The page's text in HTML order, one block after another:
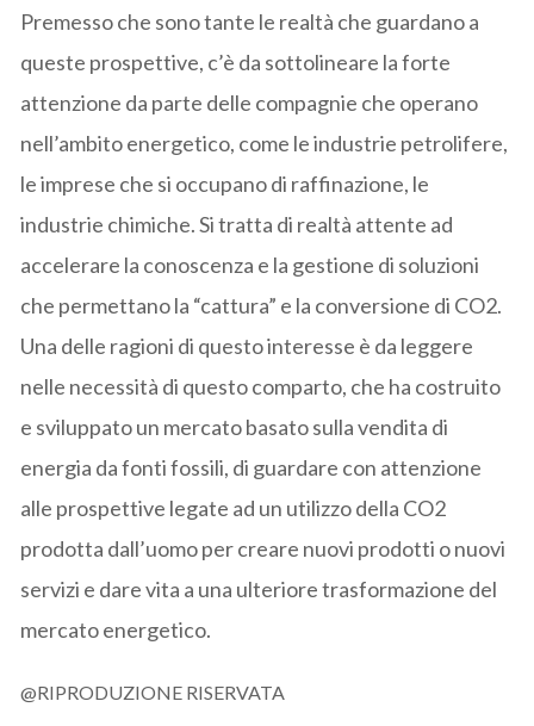
Premesso che sono tante le realtà che guardano a
queste prospettive, c’è da sottolineare la forte
attenzione da parte delle compagnie che operano
nell’ambito energetico, come le industrie petrolifere,
le imprese che si occupano di raffinazione, le
industrie chimiche. Si tratta di realtà attente ad
accelerare la conoscenza e la gestione di soluzioni
che permettano la “cattura” e la conversione di CO2.
Una delle ragioni di questo interesse è da leggere
nelle necessità di questo comparto, che ha costruito
e sviluppato un mercato basato sulla vendita di
energia da fonti fossili, di guardare con attenzione
alle prospettive legate ad un utilizzo della CO2
prodotta dall’uomo per creare nuovi prodotti o nuovi
servizi e dare vita a una ulteriore trasformazione del
mercato energetico.
@RIPRODUZIONE RISERVATA